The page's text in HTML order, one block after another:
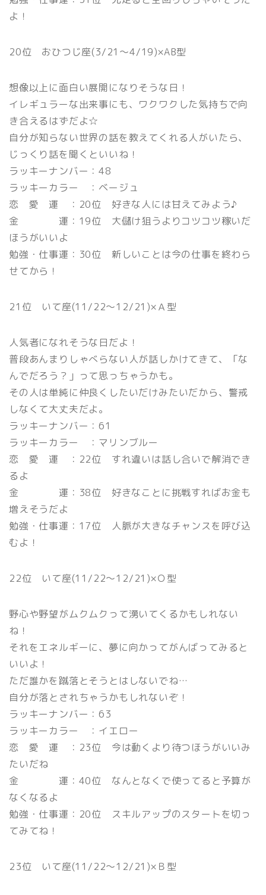
よ！
20位 おひつじ座(3/21〜4/19)×AB型
想像以上に面白い展開になりそうな日！
イレギュラーな出来事にも、ワクワクした気持ちで向
き合えるはずだよ☆
自分が知らない世界の話を教えてくれる人がいたら、
じっくり話を聞くといいね！
ラッキーナンバー：48
ラッキーカラー ：ベージュ
恋 愛 運 ：20位 好きな人には甘えてみよう♪
金 運：19位 大儲け狙うよりコツコツ稼いだ
ほうがいいよ
勉強・仕事運：30位 新しいことは今の仕事を終わら
せてから！
21位 いて座(11/22〜12/21)×Ａ型
人気者になれそうな日だよ！
普段あんまりしゃべらない人が話しかけてきて、「な
んでだろう？」って思っちゃうかも。
その人は単純に仲良くしたいだけみたいだから、警戒
しなくて大丈夫だよ。
ラッキーナンバー：61
ラッキーカラー ：マリンブルー
恋 愛 運 ：22位 すれ違いは話し合いで解消でき
るよ
金 運：38位 好きなことに挑戦すればお金も
増えそうだよ
勉強・仕事運：17位 人脈が大きなチャンスを呼び込
むよ！
22位 いて座(11/22〜12/21)×Ｏ型
野心や野望がムクムクって湧いてくるかもしれない
ね！
それをエネルギーに、夢に向かってがんばってみると
いいよ！
ただ誰かを蹴落とそうとはしないでね…
自分が落とされちゃうかもしれないぞ！
ラッキーナンバー：63
ラッキーカラー ：イエロー
恋 愛 運 ：23位 今は動くより待つほうがいいみ
たいだね
金 運：40位 なんとなくで使ってると予算が
なくなるよ
勉強・仕事運：20位 スキルアップのスタートを切っ
てみてね！
23位 いて座(11/22〜12/21)×Ｂ型